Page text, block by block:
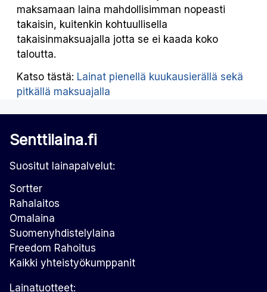
maksamaan laina mahdollisimman nopeasti
takaisin, kuitenkin kohtuullisella
takaisinmaksuajalla jotta se ei kaada koko
taloutta.
Katso tästä: Lainat pienellä kuukausierällä sekä
pitkällä maksuajalla
Senttilaina.fi
Suositut lainapalvelut:
Sortter
Rahalaitos
Omalaina
Suomenyhdistelylaina
Freedom Rahoitus
Kaikki yhteistyökumppanit
Lainatuotteet: